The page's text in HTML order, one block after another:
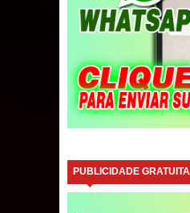
PUBLICIDADE GRATUITA